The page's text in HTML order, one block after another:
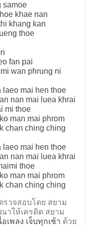
samoe
khae nan
khang kan
thoe
fan pai
wan phrung ni
laeo mai hen thoe
nan mai luea khrai
mi thoe
man mai phrom
chan ching ching
laeo mai hen thoe
nan mai luea khrai
thoe
man mai phrom
chan ching ching
รวจสอบโดย สยาม
าให้เครดิต สยาม
อเพลง เจ็บทุกเช้า ด้วย